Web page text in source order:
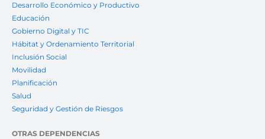
Desarrollo Económico y Productivo
Educación
Gobierno Digital y TIC
Hábitat y Ordenamiento Territorial
Inclusión Social
Movilidad
Planificación
Salud
Seguridad y Gestión de Riesgos
OTRAS DEPENDENCIAS